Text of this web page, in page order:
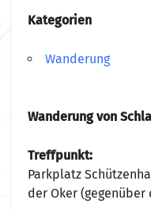
Kategorien
Wanderung
Wanderung von
Treffpunkt:
Parkplatz
der Oker (gegenüber